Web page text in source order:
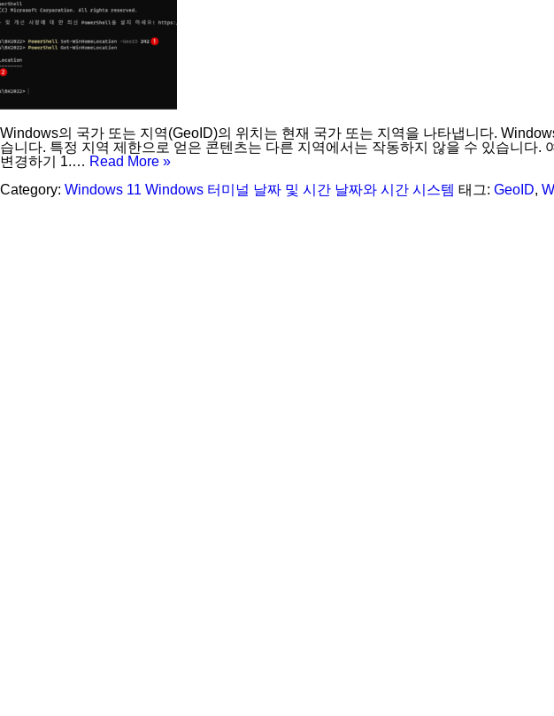
Windows의 국가 또는 지역(GeoID)의 위치는 현재 국가 또는 지역을 나타냅니다.
습니다. 특정 지역 제한으로 얻은 콘텐츠는 다른 지역에서는 작동하지 않을 수 있습니다
변경하기 1.… Read More »
Category: Windows 11 Windows 터미널 날짜 및 시간 날짜와 시간 시스템 태그: GeoID,